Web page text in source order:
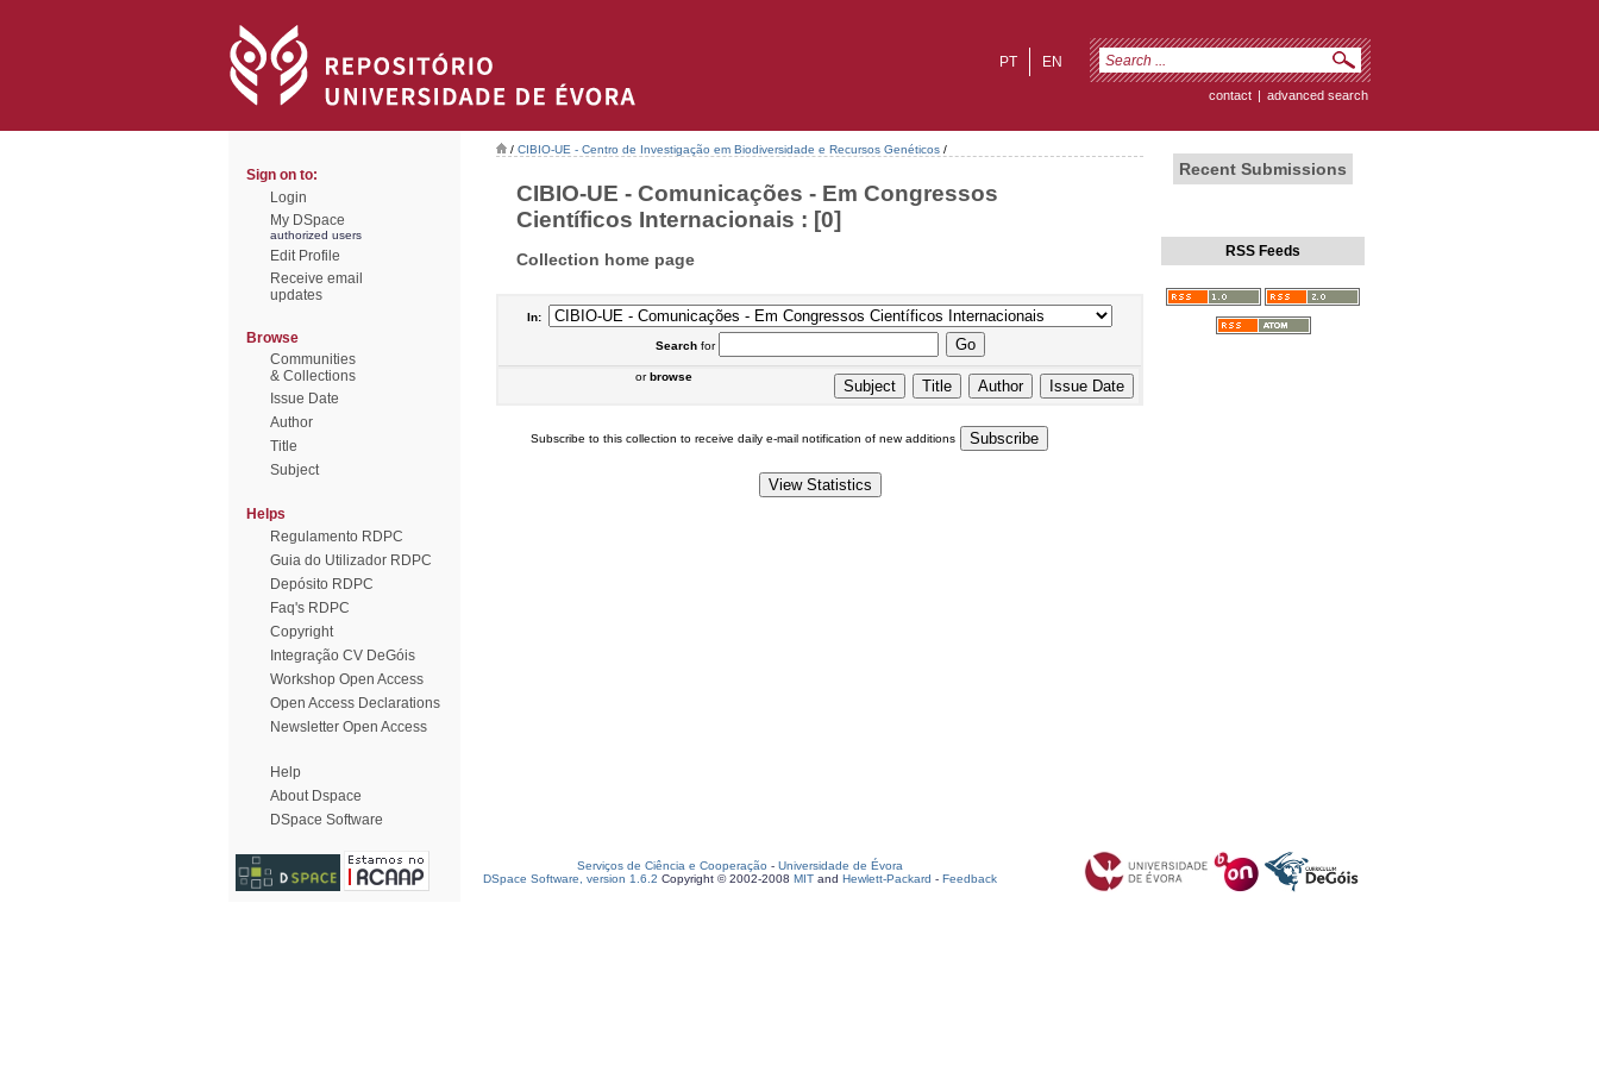
EN
PT
contact | advanced search
Sign on to:
Login
My DSpace
authorized users
Edit Profile
Receive email
updates
Browse
Communities
& Collections
Issue Date
Author
Title
Subject
Helps
Regulamento RDPC
Guia do Utilizador RDPC
Depósito RDPC
Faq's RDPC
Copyright
Integração CV DeGóis
Workshop Open Access
Open Access Declarations
Newsletter Open Access
Help
About Dspace
DSpace Software
/ CIBIO-UE - Centro de Investigação em Biodiversidade e Recursos Genéticos /
CIBIO-UE - Comunicações - Em Congressos
Científicos Internacionais : [0]
Collection home page
In:
Searchfor
orbrowse
Subscribe to this collection to receive daily e-mail notification of new additions
Recent Submissions
RSS Feeds
Serviços de Ciência e Cooperação - Universidade de Évora
DSpace Software, version 1.6.2 Copyright © 2002-2008 MIT and Hewlett-Packard - Feedback